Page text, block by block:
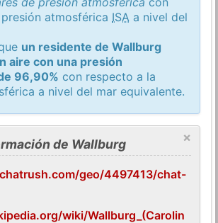
atmosférica ISA a nivel del
un residente de Wallburg
aire con una presión
96,90% con respecto a la
a nivel del mar equivalente.
×
de Wallburg
geo/4497413/chat-
wiki/Wallburg_(Carolin